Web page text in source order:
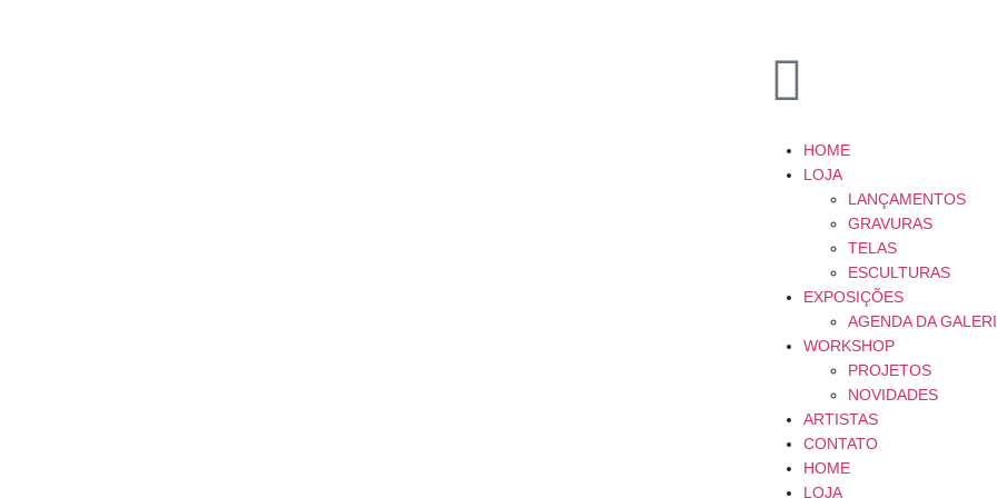
HOME
LOJA
LANÇAMENTOS
GRAVURAS
TELAS
ESCULTURAS
EXPOSIÇÕES
AGENDA DA
WORKSHOP
PROJETOS
NOVIDADES
ARTISTAS
CONTATO
HOME
LOJA